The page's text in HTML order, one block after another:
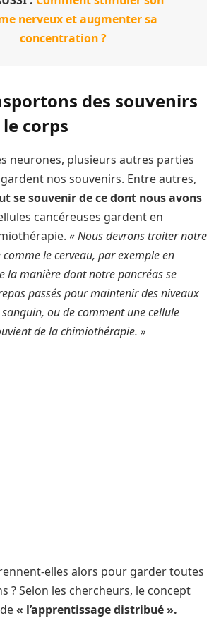
nerveux et augmenter sa
concentration ?
des souvenirs
corps
neurones, plusieurs autres parties
nos souvenirs. Entre autres,
se souvenir de ce dont nous avons
cancéreuses gardent en
« Nous devrons traiter notre
le cerveau, par exemple en
la manière dont notre pancréas se
passés pour maintenir des niveaux
ou de comment une cellule
de la chimiothérapie. »
elles alors pour garder toutes
? Selon les chercheurs, le concept
« l’apprentissage distribué ».